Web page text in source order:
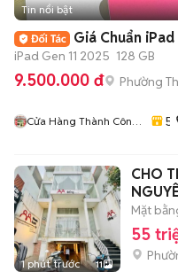
Tin nổi bật
Giá Chuẩn
iPad Gen 11 2025 128 GB
9.500.000 đ Phường
Cửa Hàng Thành Công
1 phút trước 11
CHO
8X18)
Mặt
55